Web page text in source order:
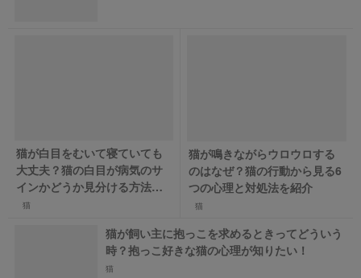
猫が白目をむいて寝ていても
大丈夫？猫の白目が病気のサ
インかどうか見分ける方法を
解説！
猫
猫が鳴きながらウロウロする
のはなぜ？猫の行動から見る6
つの心理と対処法を紹介
猫
猫が飼い主に抱っこを求めるときってどういう
時？抱っこ好きな猫の心理が知りたい！
猫